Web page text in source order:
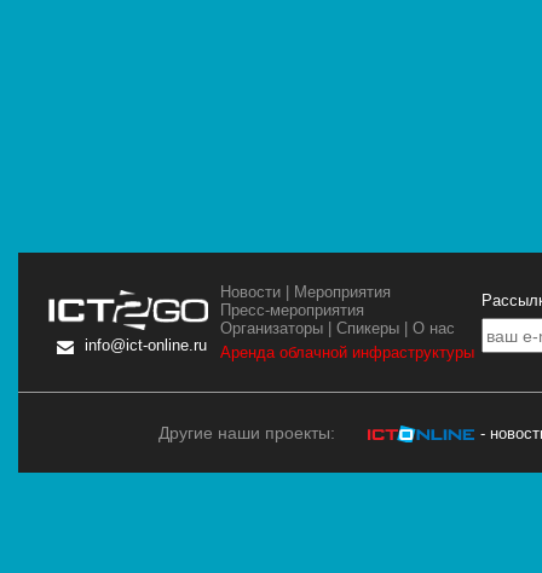
info@ict-online.ru
Новости
Мероприятия
Пресс-мероприятия
Организаторы |Спикеры |О нас
Аренда облачной инфраструктуры
Другие наши проекты: -